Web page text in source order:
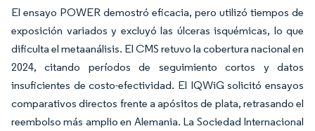
El ensayo POWER demostró eficacia, pero utilizó tiempos de
exposición variados y excluyó las úlceras isquémicas, lo que
dificulta el metaanálisis. El CMS retuvo la cobertura nacional en
2024, citando períodos de seguimiento cortos y datos
insuficientes de costo-efectividad. El IQWiG solicitó ensayos
comparativos directos frente a apósitos de plata, retrasando el
reembolso más amplio en Alemania. La Sociedad Internacional